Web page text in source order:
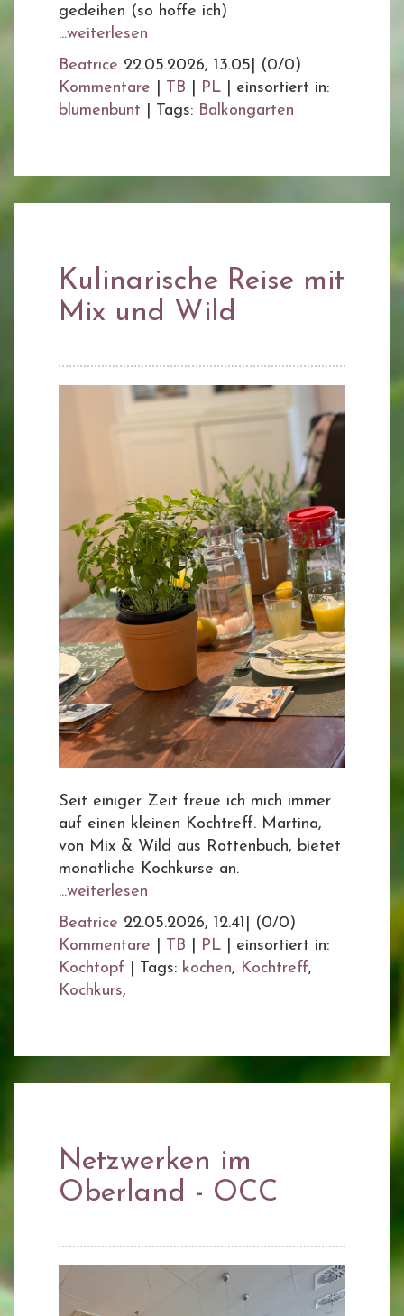
gedeihen (so hoffe ich)
...weiterlesen
Beatrice 22.05.2026, 13.05
(0/0)
Kommentare
TB PL
einsortiert in:
blumenbunt
Tags: Balkongarten
Kulinarische Reise mit
Mix und Wild
Seit einiger Zeit freue ich mich immer
auf einen kleinen Kochtreff. Martina,
von Mix & Wild aus Rottenbuch, bietet
monatliche Kochkurse an.
...weiterlesen
Beatrice 22.05.2026, 12.41
(0/0)
Kommentare
TB PL
einsortiert in:
Kochtopf
Tags: kochen, Kochtreff,
Kochkurs,
Netzwerken im
Oberland - OCC